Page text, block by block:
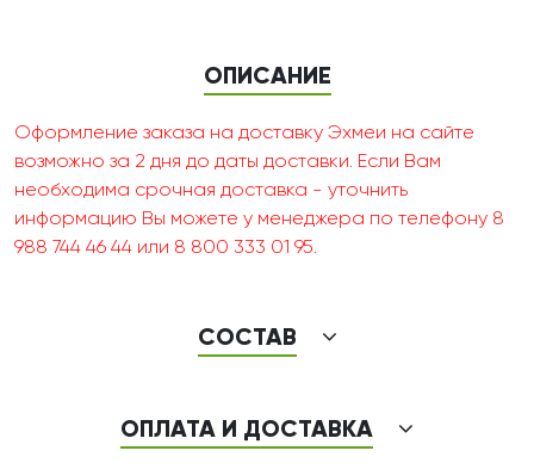
ОПИСАНИЕ
Оформление заказа на доставку Эхмеи на сайте
возможно за 2 дня до даты доставки. Если Вам
необходима срочная доставка - уточнить
информацию Вы можете у менеджера по телефону 8
988 744 46 44 или 8 800 333 01 95.
СОСТАВ
ОПЛАТА И ДОСТАВКА